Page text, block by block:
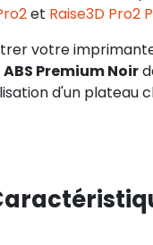
et Raise3D Pro2
votre
ABS Premium Noir
d'un plateau